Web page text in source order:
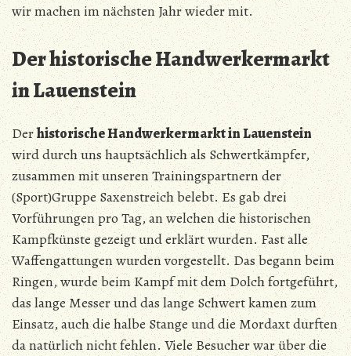
wir machen im nächsten Jahr wieder mit.
Der historische Handwerkermarkt
in Lauenstein
Derhistorische Handwerkermarkt in Lauenstein
wird durch uns hauptsächlich als Schwertkämpfer,
zusammen mit unseren Trainingspartnern der
(Sport)Gruppe Saxenstreich belebt. Es gab drei
Vorführungen pro Tag, an welchen die historischen
Kampfkünste gezeigt und erklärt wurden. Fast alle
Waffengattungen wurden vorgestellt. Das begann beim
Ringen, wurde beim Kampf mit dem Dolch fortgeführt,
das lange Messer und das lange Schwert kamen zum
Einsatz, auch die halbe Stange und die Mordaxt durften
da natürlich nicht fehlen. Viele Besucher war über die